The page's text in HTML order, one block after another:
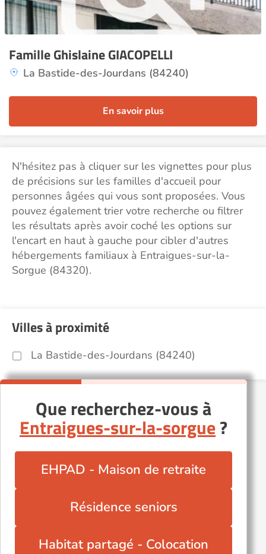
Famille Ghislaine GIACOPELLI
La Bastide-des-Jourdans (84240)
En savoir plus
N'hésitez pas à cliquer sur les vignettes pour plus
de précisions sur les familles d'accueil pour
personnes âgées qui vous sont proposées. Vous
pouvez également trier votre recherche ou filtrer
les résultats après avoir coché les options sur
l'encart en haut à gauche pour cibler d'autres
hébergements familiaux à Entraigues-sur-la-
Sorgue (84320).
Villes à proximité
La Bastide-des-Jourdans (84240)
Que recherchez-vous à
Entraigues-sur-la-sorgue?
EHPAD - Maison de retraite
Résidence seniors
Habitat partagé - Colocation